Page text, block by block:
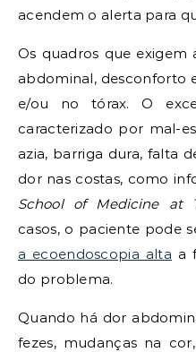
acendem o alerta para
Os quadros que exigem
abdominal, desconforto
e/ou no tórax. O
caracterizado por mal-
azia, barriga dura, falta
dor nas costas, como
School of Medicine at
casos, o paciente pode
a ecoendoscopia alta a
do problema.
Quando há dor
fezes, mudanças na